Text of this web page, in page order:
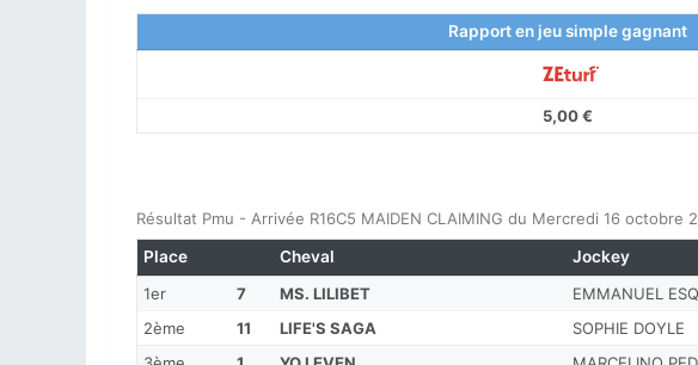
Rapport en jeu simple gagnant
5,00 €
Résultat Pmu - Arrivée R16C5 MAIDEN CLAIMING du Mercredi 16 octobre
1er 7 MS. LILIBET
EMMANUEL
2ème
11 LIFE'S SAGA
SOPHIE DOYLE
Place Cheval Jockey